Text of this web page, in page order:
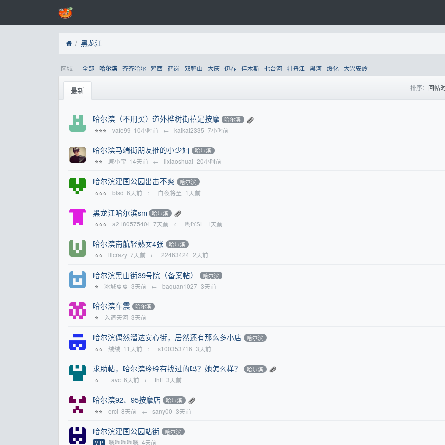
黑龙江
区域： 全部 哈尔滨 齐齐哈尔 鸡西 鹤岗 双鸭山 大庆 伊春 佳木斯 七台河 牡丹江 黑河 绥化 大兴安岭
最新 排序： 回帖
哈尔滨（不用买）道外桦树街禧足按摩 哈尔滨
⭐⭐⭐ vafe99 10小时前 ← kaikai2335 7小时前
哈尔滨马端街朋友推的小少妇 哈尔滨
⭐⭐ 臧小宝 14天前 ← lixiaoshuai 20小时前
哈尔滨建国公园出击不爽 哈尔滨
⭐⭐⭐ blsd 6天前 ← 白夜将至 1天前
黑龙江哈尔滨sm 哈尔滨
⭐⭐⭐ a2180575404 7天前 ← 哟iYSL 1天前
哈尔滨南航轻熟女4张 哈尔滨
⭐⭐ lllcrazy 7天前 ← 22463424 2天前
哈尔滨黑山街39号院（备案帖） 哈尔滨
⭐ 冰城夏夏 3天前 ← baquan1027 3天前
哈尔滨车震 哈尔滨
⭐ 入道天河 3天前
哈尔滨偶然溜达安心街，居然还有那么多小店 哈尔滨
⭐⭐ 绒绒 11天前 ← s100353716 3天前
求助帖，哈尔滨玲玲有找过的吗？她怎么样？ 哈尔滨
⭐ __avc 6天前 ← thtf 3天前
哈尔滨92、95按摩店 哈尔滨
⭐⭐ erci 8天前 ← sany00 3天前
哈尔滨建国公园站街 哈尔滨
VIP 嗯啊啊啊嗯 4天前